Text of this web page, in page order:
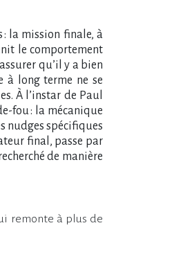
: la mission finale, à
le comportement
qu’il y a bien
à long terme ne se
À l’instar de Paul
fou : la mécanique
nudges spécifiques
final, passe par
de manière
remonte à plus de